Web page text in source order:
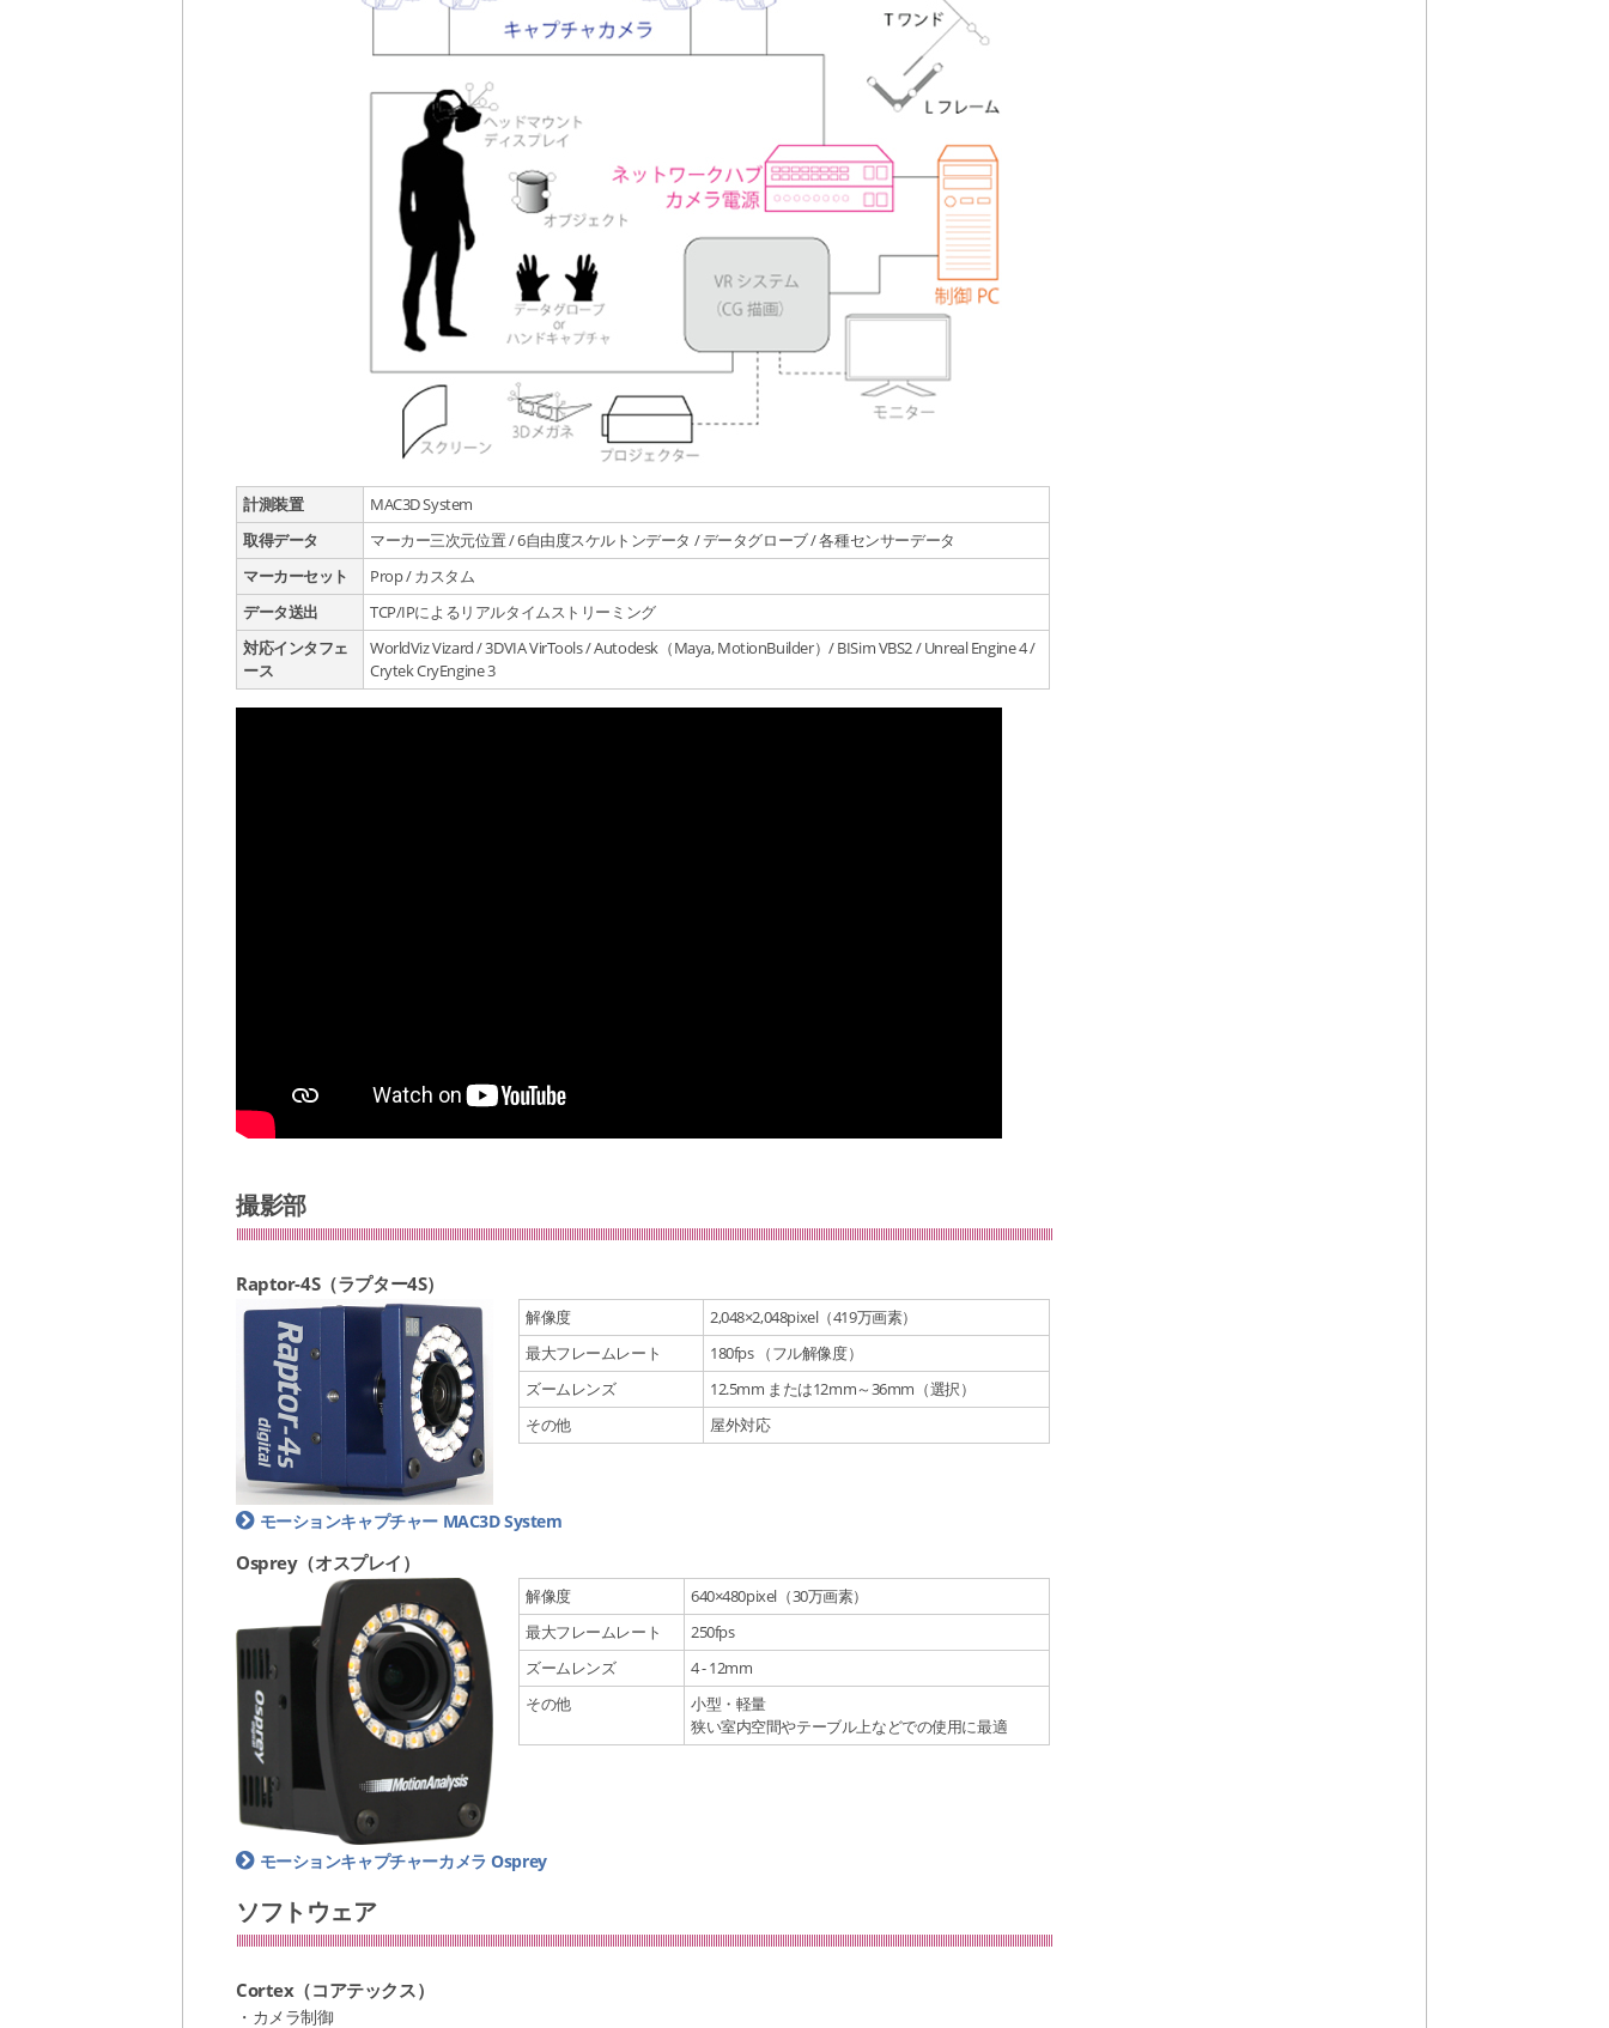
計測装置
MAC3D System
取得データ
マーカー三次元位置 / 6自由度スケルトンデータ / データグローブ / 各種センサーデータ
マーカーセット
Prop / カスタム
データ送出
TCP/IPによるリアルタイムストリーミング
対応インタフェ
ース
WorldViz Vizard / 3DVIA VirTools / Autodesk（Maya, MotionBuilder）/ BISim VBS2 / Unreal Engine 4 /
Crytek CryEngine 3
撮影部
Raptor-4S（ラプター4S）
解像度
2,048×2,048pixel（419万画素）
最大フレームレート
180fps （フル解像度）
ズームレンズ
12.5mm または12mm～36mm（選択）
その他
屋外対応
モーションキャプチャー MAC3D System
Osprey（オスプレイ）
解像度
640×480pixel（30万画素）
最大フレームレート
250fps
ズームレンズ
4 - 12mm
その他
小型・軽量
狭い室内空間やテーブル上などでの使用に最適
モーションキャプチャーカメラ Osprey
ソフトウェア
Cortex（コアテックス）
・カメラ制御